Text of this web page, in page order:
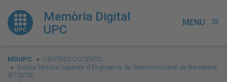
Memòria Digital
UPC
MENU menu
You
are
here:
MDUPC
CENTRES DOCENTS
Escola Tècnica Superior d'Enginyeria de Telecomunicació de Barcelona
(ETSETB)